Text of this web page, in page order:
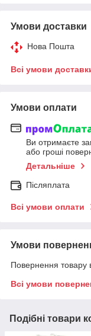
Умови доставки
Нова Пошта
Всі умови
Умови оплати
Ви отримаєте
або гроші
Детальніше
Післяплата
Всі умови оплати
Умови
Повернення товару
Всі умови
Подібні товари